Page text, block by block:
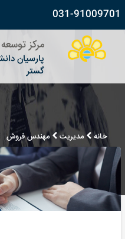
031-91009701
مرکز توسعه
پارسیان
گستر
خانه مدیریت مهندس فروش